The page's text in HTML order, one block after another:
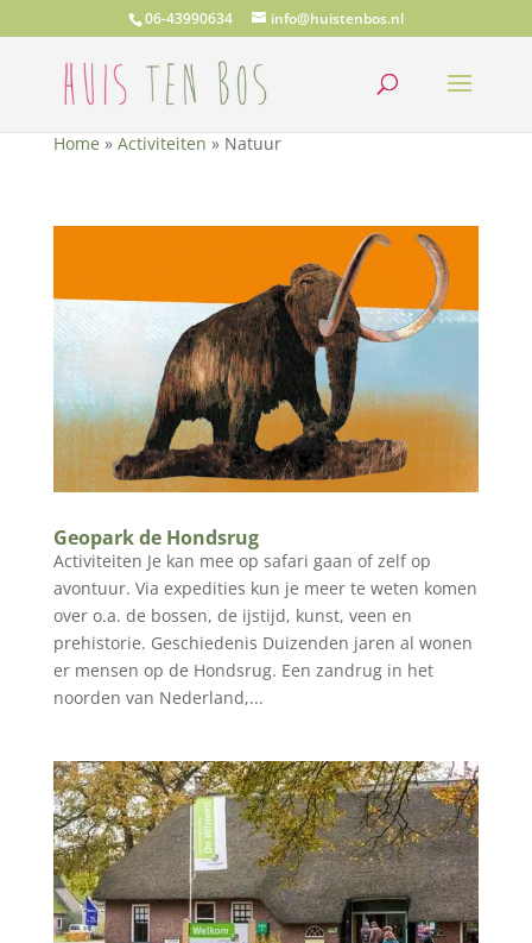
06-43990634 info@huistenbos.nl
Home » Activiteiten » Natuur
Geopark de Hondsrug
Activiteiten Je kan mee op safari gaan of zelf op
avontuur. Via expedities kun je meer te weten komen
over o.a. de bossen, de ijstijd, kunst, veen en
prehistorie. Geschiedenis Duizenden jaren al wonen
er mensen op de Hondsrug. Een zandrug in het
noorden van Nederland,...